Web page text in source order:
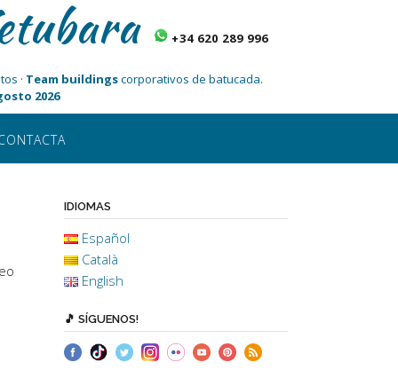
+34 620 289 996
· Team buildingscorporativos de batucada.
2026
IDIOMAS
Español
Català
English
🎵 SÍGUENOS!